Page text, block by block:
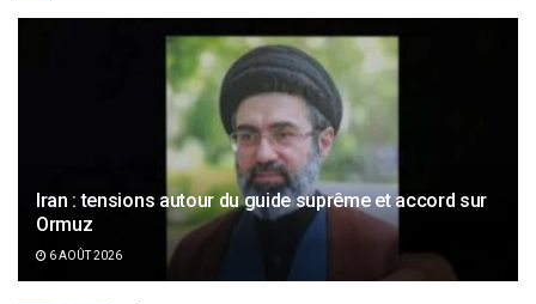
Iran : tensions autour du guide suprême et accord sur
Ormuz
6 AOÛT 2026